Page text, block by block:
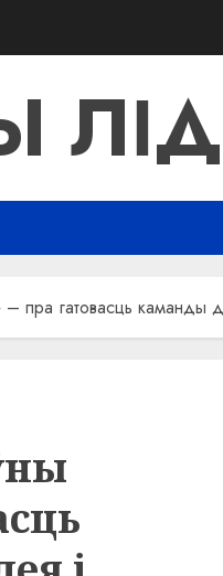
пра гатовасць каманды